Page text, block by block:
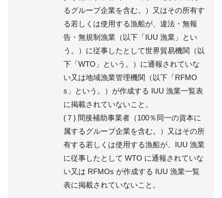
るグループ企業を含む。）又はその所有す
る若しくは使用する漁船が、違法・無報
告・無規制漁業（以下「IUU 漁業」とい
う。）に従事したとして世界貿易機関（以
下「WTO」という。）に通報されていな
い又は地域漁業管理機関（以下「RFMO
s」という。）が作成する IUU 漁業一覧表
に掲載されていないこと。
(７) 間接補助事業者（100％同一の資本に
属するグループ企業を含む。）又はその所
有する若しくは使用する漁船が、IUU 漁業
に従事したとして WTO に通報されていな
い又は RFMOs が作成する IUU 漁業一覧
表に掲載されていないこと。